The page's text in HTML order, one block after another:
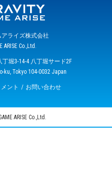
ライズ株式会社
ARISE Co.,Ltd.
堀3-14-4 八丁堀サード2F
ku, Tokyo 104-0032 Japan
ント お問い合わせ
ARISE Co.,Ltd.